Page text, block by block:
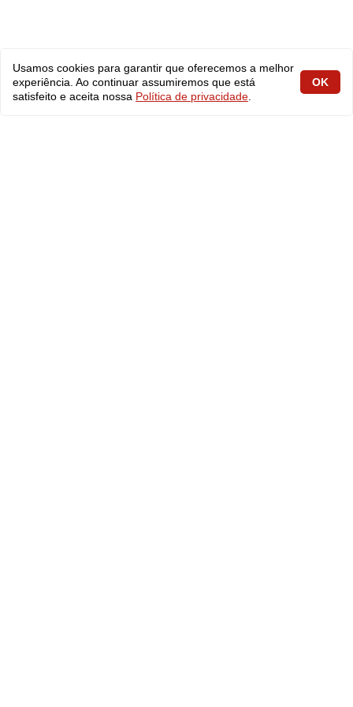
Usamos cookies para garantir que oferecemos a melhor
experiência. Ao continuar assumiremos que está
satisfeito e aceita nossa Política de privacidade
OK